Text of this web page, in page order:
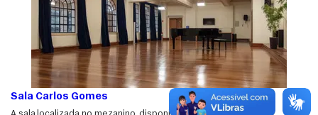
Sala Carlos Gomes